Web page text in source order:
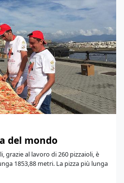
del mondo
grazie al lavoro di 260 pizzaioli, è
1853,88 metri. La pizza più lunga